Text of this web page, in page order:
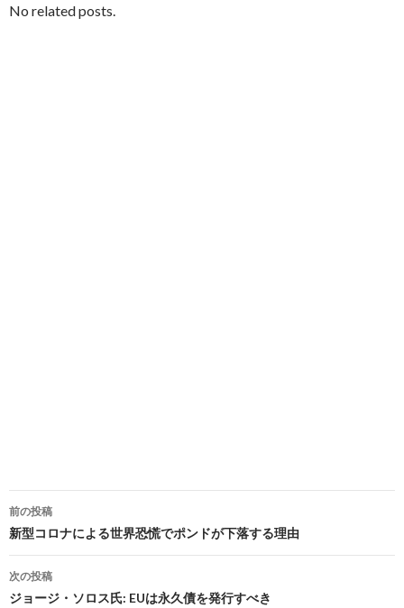
No related posts.
投
稿
ナ
ビ
前の投稿
新型コロナによる世界恐慌でポンドが下落する理由
次の投稿
ジョージ・ソロス氏: EUは永久債を発行すべき